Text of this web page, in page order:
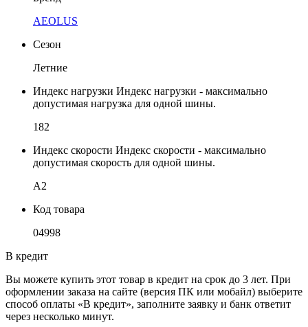
AEOLUS
Сезон
Летние
Индекс нагрузки Индекс нагрузки - максимально
допустимая нагрузка для одной шины.
182
Индекс скорости Индекс скорости - максимально
допустимая скорость для одной шины.
A2
Код товара
04998
В кредит
Вы можете купить этот товар в кредит на срок до 3 лет. При
оформлении заказа на сайте (версия ПК или мобайл) выберите
способ оплаты «В кредит», заполните заявку и банк ответит
через несколько минут.